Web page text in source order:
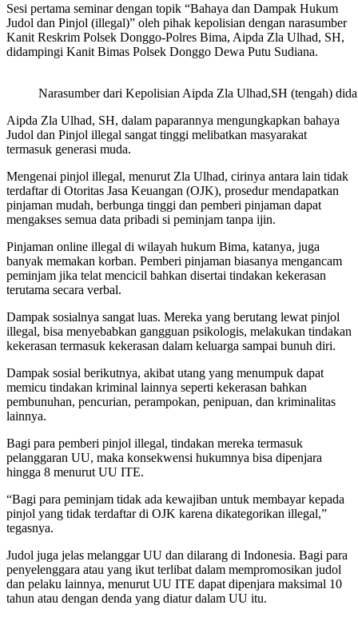
Sesi pertama seminar dengan topik “Bahaya dan Dampak Hukum
Judol dan Pinjol (illegal)” oleh pihak kepolisian dengan narasumber
Kanit Reskrim Polsek Donggo-Polres Bima, Aipda Zla Ulhad, SH,
didampingi Kanit Bimas Polsek Donggo Dewa Putu Sudiana.
Narasumber dari Kepolisian Aipda Zla Ulhad,SH (tengah)
Aipda Zla Ulhad, SH, dalam paparannya mengungkapkan bahaya
Judol dan Pinjol illegal sangat tinggi melibatkan masyarakat
termasuk generasi muda.
Mengenai pinjol illegal, menurut Zla Ulhad, cirinya antara lain tidak
terdaftar di Otoritas Jasa Keuangan (OJK), prosedur mendapatkan
pinjaman mudah, berbunga tinggi dan pemberi pinjaman dapat
mengakses semua data pribadi si peminjam tanpa ijin.
Pinjaman online illegal di wilayah hukum Bima, katanya, juga
banyak memakan korban. Pemberi pinjaman biasanya mengancam
peminjam jika telat mencicil bahkan disertai tindakan kekerasan
terutama secara verbal.
Dampak sosialnya sangat luas. Mereka yang berutang lewat pinjol
illegal, bisa menyebabkan gangguan psikologis, melakukan tindakan
kekerasan termasuk kekerasan dalam keluarga sampai bunuh diri.
Dampak sosial berikutnya, akibat utang yang menumpuk dapat
memicu tindakan kriminal lainnya seperti kekerasan bahkan
pembunuhan, pencurian, perampokan, penipuan, dan kriminalitas
lainnya.
Bagi para pemberi pinjol illegal, tindakan mereka termasuk
pelanggaran UU, maka konsekwensi hukumnya bisa dipenjara
hingga 8 menurut UU ITE.
“Bagi para peminjam tidak ada kewajiban untuk membayar kepada
pinjol yang tidak terdaftar di OJK karena dikategorikan illegal,”
tegasnya.
Judol juga jelas melanggar UU dan dilarang di Indonesia. Bagi para
penyelenggara atau yang ikut terlibat dalam mempromosikan judol
dan pelaku lainnya, menurut UU ITE dapat dipenjara maksimal 10
tahun atau dengan denda yang diatur dalam UU itu.